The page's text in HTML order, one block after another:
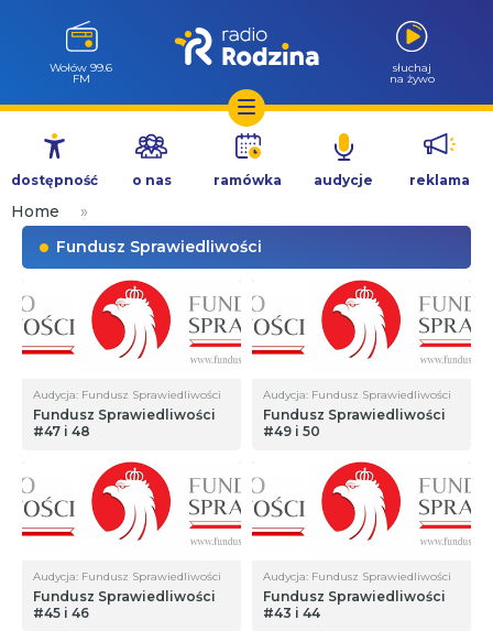
Przejdź
treści
Wołów 99.6
FM
słuchaj
na żywo
dostępność o nas ramówka audycje reklama
Home
»
Fundusz Sprawiedliwości
Audycja: Fundusz Sprawiedliwości
Fundusz Sprawiedliwości
#47 i 48
Audycja: Fundusz Sprawiedliwości
Fundusz Sprawiedliwości
#49 i 50
Audycja: Fundusz Sprawiedliwości
Fundusz Sprawiedliwości
#45 i 46
Audycja: Fundusz Sprawiedliwości
Fundusz Sprawiedliwości
#43 i 44